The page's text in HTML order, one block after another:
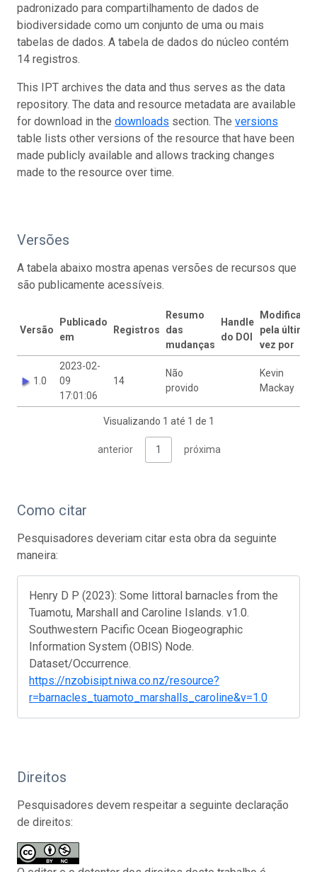
padronizado para compartilhamento de dados de
biodiversidade como um conjunto de uma ou mais
tabelas de dados. A tabela de dados do núcleo contém
14 registros.
This IPT archives the data and thus serves as the data
repository. The data and resource metadata are available
for download in the downloads section. The versions
table lists other versions of the resource that have been
made publicly available and allows tracking changes
made to the resource over time.
Versões
A tabela abaixo mostra apenas versões de recursos que
são publicamente acessíveis.
Versão
Publicado
em
Registros
Resumo
das
mudanças
Handle
do DOI
Modificado
pela última
vez por
1.0
2023-02-
09
17:01:06
14
Não
provido
Kevin
Mackay
Visualizando 1 até 1 de 1
anterior 1 próxima
Como citar
Pesquisadores deveriam citar esta obra da seguinte
maneira:
Henry D P (2023): Some littoral barnacles from the
Tuamotu, Marshall and Caroline Islands. v1.0.
Southwestern Pacific Ocean Biogeographic
Information System (OBIS) Node.
Dataset/Occurrence.
https://nzobisipt.niwa.co.nz/resource?
r=barnacles_tuamoto_marshalls_caroline&v=1.0
Direitos
Pesquisadores devem respeitar a seguinte declaração
de direitos: